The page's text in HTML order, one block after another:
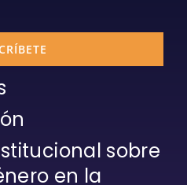
sobre
en la